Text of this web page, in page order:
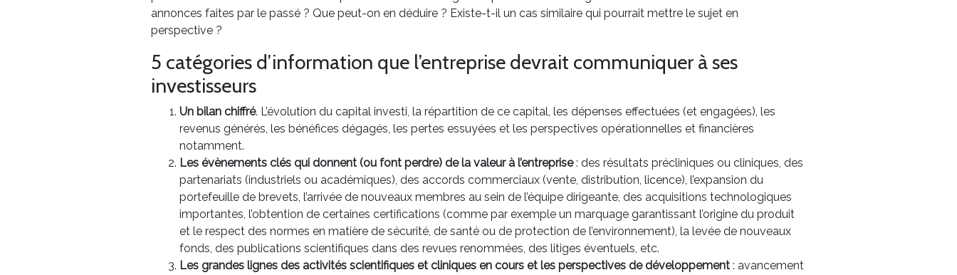
annonces faites par le passé ? Que peut-on en déduire ? Existe-t-il un cas similaire qui pourrait mettre le sujet en
perspective ?
5 catégories d’information que l’entreprise devrait communiquer à ses
investisseurs
Un bilan chiffré. L’évolution du capital investi, la répartition de ce capital, les dépenses effectuées (et engagées), les
revenus générés, les bénéfices dégagés, les pertes essuyées et les perspectives opérationnelles et financières
notamment.
Les évènements clés qui donnent (ou font perdre) de la valeur à l’entreprise: des résultats précliniques ou cliniques, des
partenariats (industriels ou académiques), des accords commerciaux (vente, distribution, licence), l’expansion du
portefeuille de brevets, l’arrivée de nouveaux membres au sein de l’équipe dirigeante, des acquisitions technologiques
importantes, l’obtention de certaines certifications (comme par exemple un marquage garantissant l’origine du produit
et le respect des normes en matière de sécurité, de santé ou de protection de l’environnement), la levée de nouveaux
fonds, des publications scientifiques dans des revues renommées, des litiges éventuels, etc.
Les grandes lignes des activités scientifiques et cliniques en cours et les perspectives de développement: avancement